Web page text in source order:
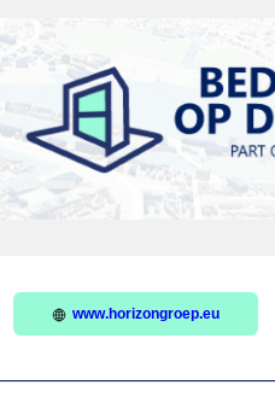
www.horizongroep.eu